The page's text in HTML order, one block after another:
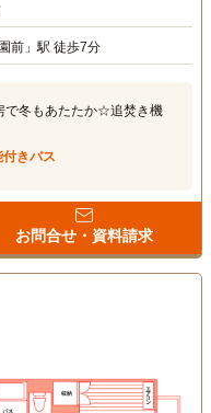
前」駅 徒歩7分
で冬もあたたか☆追焚き機
きバス
お問合せ・資料請求